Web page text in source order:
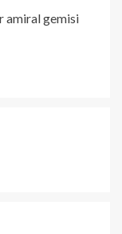
amiral gemisi